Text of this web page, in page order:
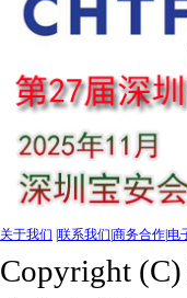
关于我们 联系我们 商务合作电
Copyright